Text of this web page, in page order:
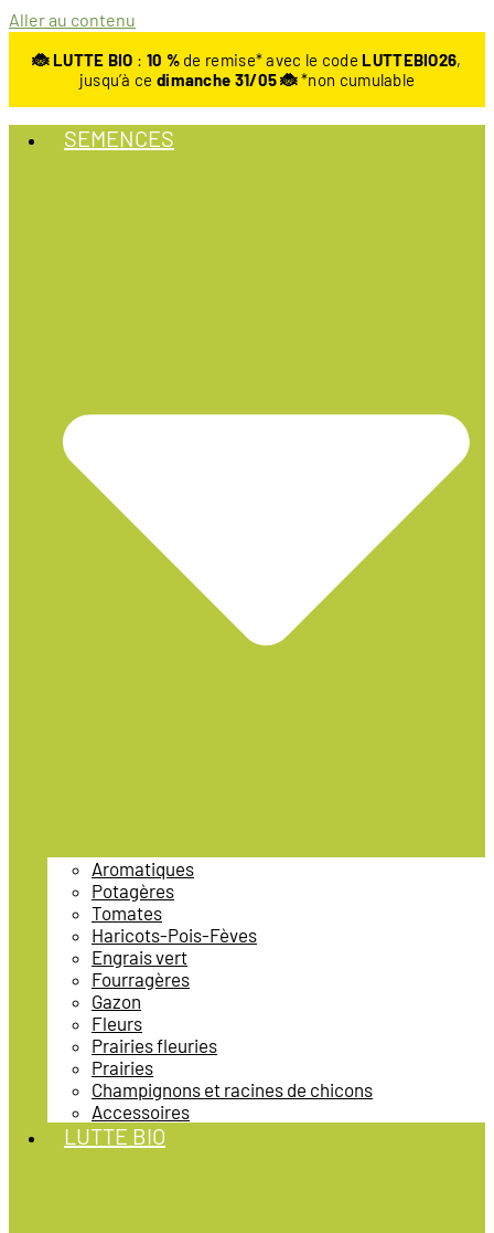
Aller au contenu
🐞 LUTTE BIO : 10 %de remise* avec le code LUTTEBIO26,
jusqu’à ce dimanche 31/05 🐞*non cumulable
SEMENCES
Aromatiques
Potagères
Tomates
Haricots-Pois-Fèves
Engrais vert
Fourragères
Gazon
Fleurs
Prairies fleuries
Prairies
Champignons et racines de chicons
Accessoires
LUTTE BIO